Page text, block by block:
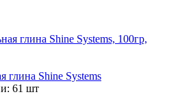
глина Shine Systems
61 шт